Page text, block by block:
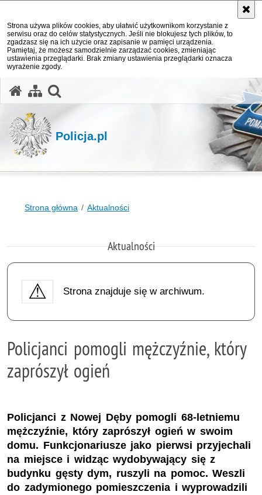
Strona używa plików cookies, aby ułatwić użytkownikom korzystanie z
serwisu oraz do celów statystycznych. Jeśli nie blokujesz tych plików, to
zgadzasz się na ich użycie oraz zapisanie w pamięci urządzenia.
Pamiętaj, że możesz samodzielnie zarządzać cookies, zmieniając
ustawienia przeglądarki. Brak zmiany ustawienia przeglądarki oznacza
wyrażenie zgody.
Policja.pl
Strona główna Aktualności
Aktualności
Strona znajduje się w archiwum.
Policjanci pomogli mężczyźnie, który
zaprószył ogień
Policjanci z Nowej Dęby pomogli 68-letniemu
mężczyźnie, który zaprószył ogień w swoim
domu. Funkcjonariusze jako pierwsi przyjechali
na miejsce i widząc wydobywający się z
budynku gęsty dym, ruszyli na pomoc. Weszli
do zadymionego pomieszczenia i wyprowadzili